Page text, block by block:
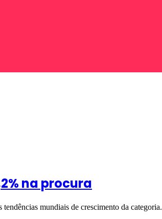
na procura
mundiais de crescimento da categoria.